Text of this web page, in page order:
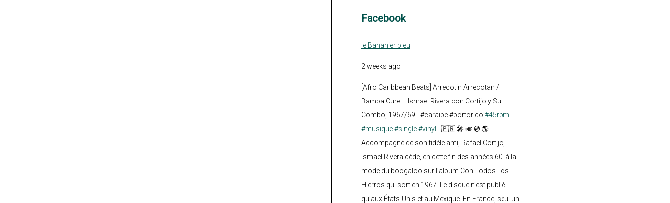
Facebook
le Bananier bleu
2 weeks ago
[Afro Caribbean Beats] Arrecotin Arrecotan /
Bamba Cure – Ismael Rivera con Cortijo y Su
Combo, 1967/69 - #caraïbe #portorico #45rpm
#musique#single#vinyl - 🇵🇷 🎤 🎺 💿 🌎
Accompagné de son fidèle ami, Rafael Cortijo,
Ismael Rivera cède, en cette fin des années 60, à la
mode du boogaloo sur l’album Con Todos Los
Hierros qui sort en 1967. Le disque n’est publié
qu’aux États-Unis et au Mexique. En France, seul un